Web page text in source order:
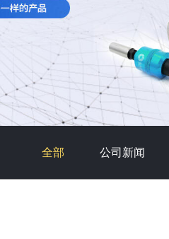
全部 公司新闻